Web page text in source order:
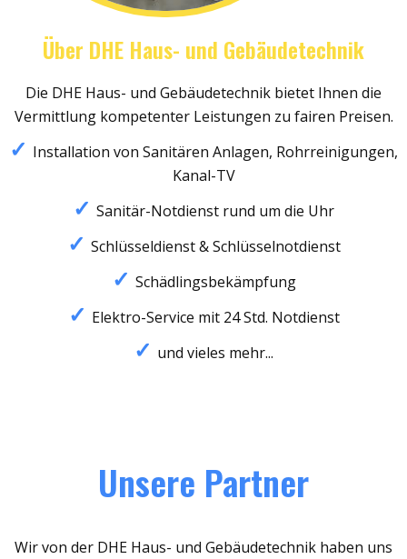
Über DHE Haus- und Gebäudetechnik
Die DHE Haus- und Gebäudetechnik bietet Ihnen die
Vermittlung kompetenter Leistungen zu fairen Preisen.
Installation von Sanitären Anlagen, Rohrreinigungen,
Kanal-TV
Sanitär-Notdienst rund um die Uhr
Schlüsseldienst & Schlüsselnotdienst
Schädlingsbekämpfung
Elektro-Service mit 24 Std. Notdienst
und vieles mehr...
Unsere Partner
Wir von der DHE Haus- und Gebäudetechnik haben uns